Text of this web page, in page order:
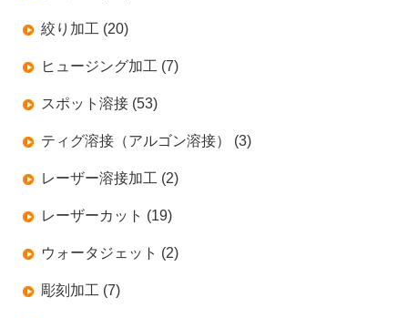
絞り加工 (20)
ヒュージング加工 (7)
スポット溶接 (53)
ティグ溶接（アルゴン溶接） (3)
レーザー溶接加工 (2)
レーザーカット (19)
ウォータジェット (2)
彫刻加工 (7)